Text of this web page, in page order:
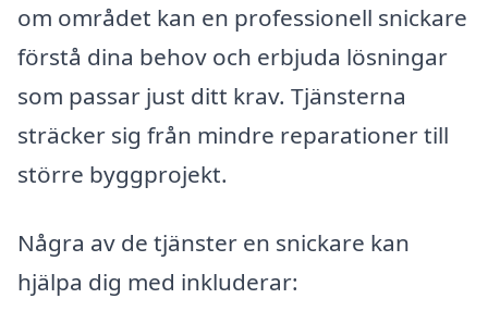
om området kan en professionell snickare
förstå dina behov och erbjuda lösningar
som passar just ditt krav. Tjänsterna
sträcker sig från mindre reparationer till
större byggprojekt.
Några av de tjänster en snickare kan
hjälpa dig med inkluderar: